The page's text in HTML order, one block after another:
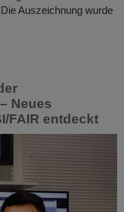
Auszeichnung wurde
Neues
FAIR entdeckt